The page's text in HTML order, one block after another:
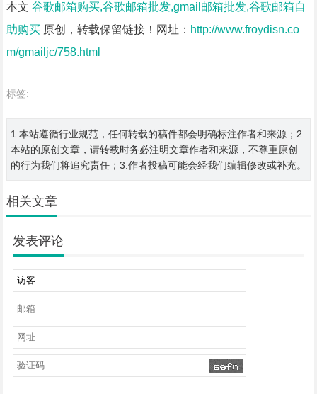
本文 谷歌邮箱购买,谷歌邮箱批发,gmail邮箱批发,谷歌邮箱自
助购买原创，转载保留链接！网址： http://www.froydisn.co
m/gmailjc/758.html
标签:
1.本站遵循行业规范，任何转载的稿件都会明确标注作者和来源；2.
本站的原创文章，请转载时务必注明文章作者和来源，不尊重原创
的行为我们将追究责任；3.作者投稿可能会经我们编辑修改或补充。
相关文章
发表评论